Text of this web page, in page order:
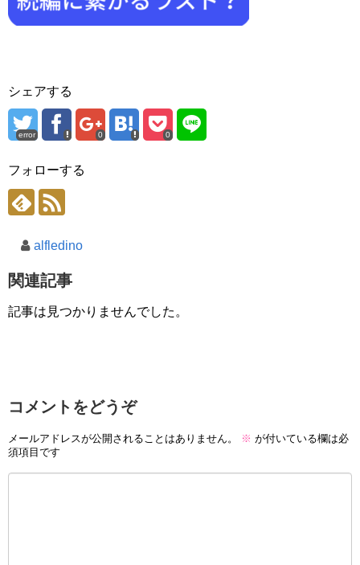
シェアする
error 0 0
フォローする
alfledino
関連記事
記事は見つかりませんでした。
コメントをどうぞ
メールアドレスが公開されることはありません。 ※ が付いている欄は必
須項目です